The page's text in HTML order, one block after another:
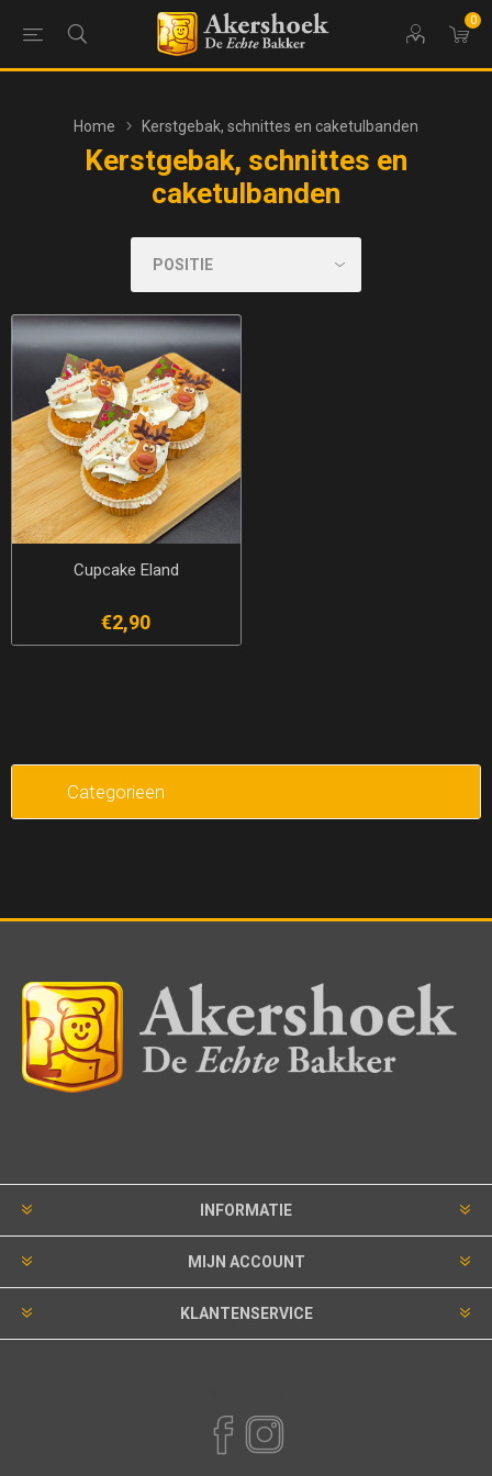
0
Home Kerstgebak, schnittes en caketulbanden
Kerstgebak, schnittes en
caketulbanden
Cupcake Eland
€2,90
Categorieen
INFORMATIE
MIJN ACCOUNT
KLANTENSERVICE